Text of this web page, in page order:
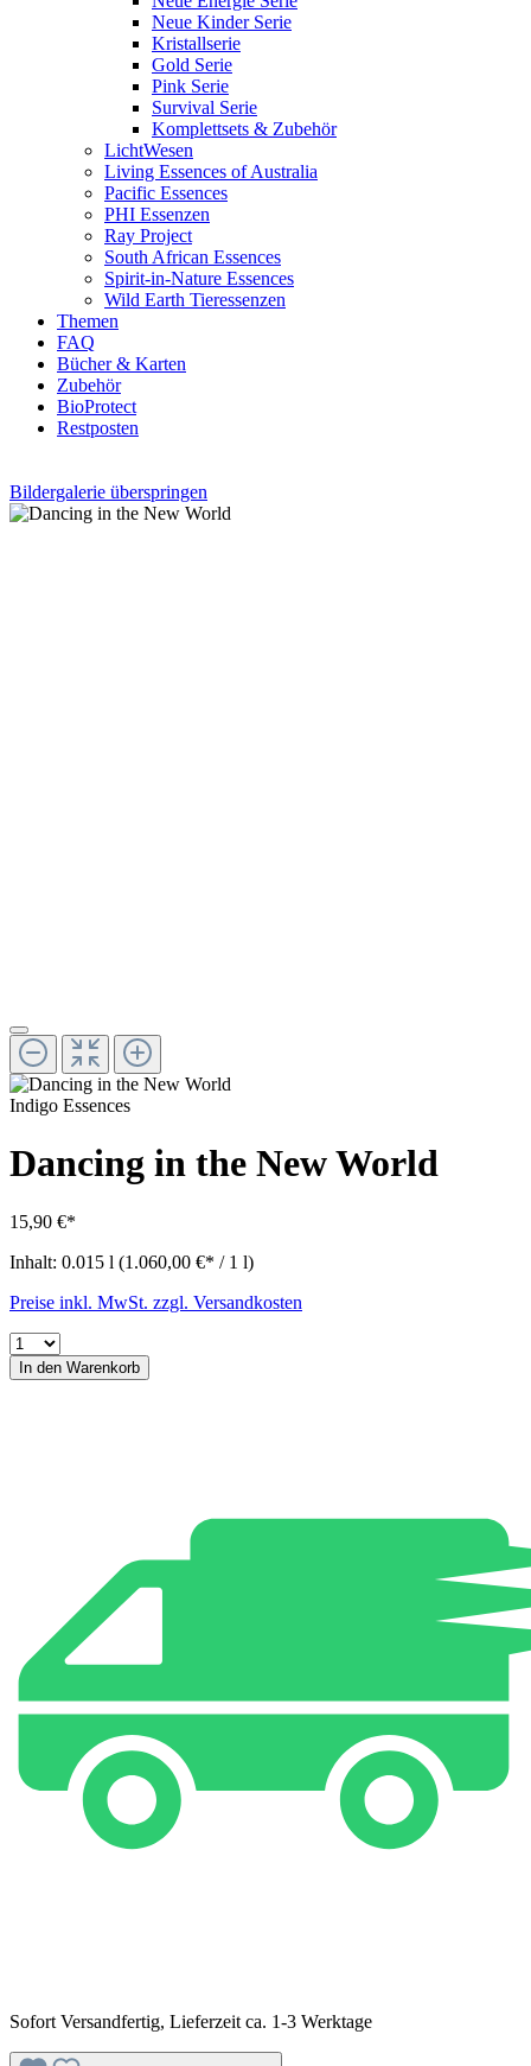
Neue Kinder Serie
Kristallserie
Gold Serie
Pink Serie
Survival Serie
Komplettsets & Zubehör
LichtWesen
Living Essences of Australia
Pacific Essences
PHI Essenzen
Ray Project
South African Essences
Spirit-in-Nature Essences
Wild Earth Tieressenzen
Themen
FAQ
Bücher & Karten
Zubehör
BioProtect
Restposten
Bildergalerie überspringen
Indigo Essences
Dancing in the New World
15,90 €*
Inhalt: 0.015 l (1.060,00 €* / 1 l)
Preise inkl. MwSt. zzgl. Versandkosten
In den Warenkorb
Sofort Versandfertig, Lieferzeit ca. 1-3 Werktage